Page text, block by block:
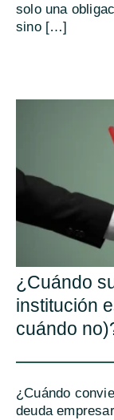
solo una
sino […]
¿Cuándo
institución
cuándo
¿Cuándo
deuda